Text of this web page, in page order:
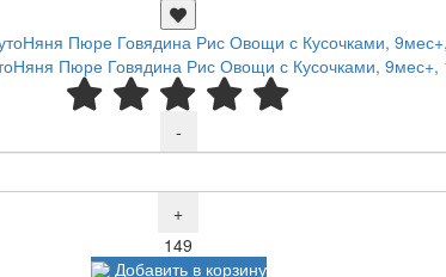
Пюре Говядина Рис Овощи с Кусочками, 9мес+,
-
+
149
Добавить в корзину